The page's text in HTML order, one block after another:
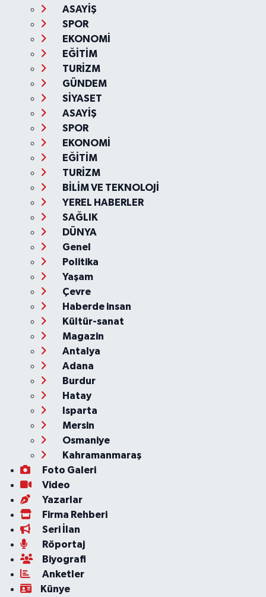
ASAYİŞ
SPOR
EKONOMİ
EĞİTİM
TURİZM
GÜNDEM
SİYASET
ASAYİŞ
SPOR
EKONOMİ
EĞİTİM
TURİZM
BİLİM VE TEKNOLOJİ
YEREL HABERLER
SAĞLIK
DÜNYA
Genel
Politika
Yaşam
Çevre
Haberde insan
Kültür-sanat
Magazin
Antalya
Adana
Burdur
Hatay
Isparta
Mersin
Osmaniye
Kahramanmaraş
Foto Galeri
Video
Yazarlar
Firma Rehberi
Seri İlan
Röportaj
Biyografi
Anketler
Künye